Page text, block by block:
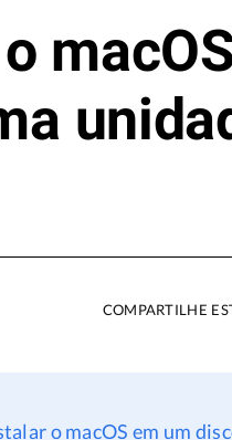
macOS
COMPARTILHE
o macOS em um